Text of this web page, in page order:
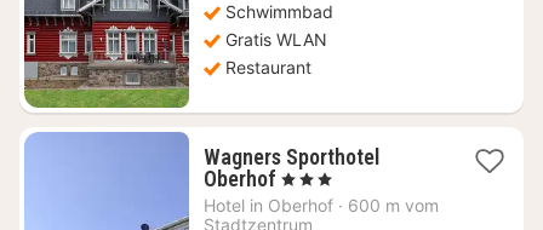
Schwimmbad
Gratis WLAN
Restaurant
Wagners Sporthotel
Oberhof 1
Nacht
ab
, 3 Sterne
Hotel in Oberhof · 600 m vom
Stadtzentrum